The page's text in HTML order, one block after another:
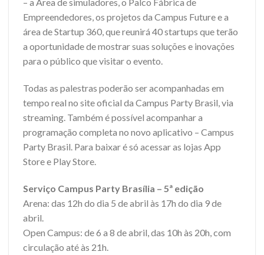
Empreendedores, os projetos da Campus Future e a
área de Startup 360, que reunirá 40 startups que terão
a oportunidade de mostrar suas soluções e inovações
para o público que visitar o evento.
Todas as palestras poderão ser acompanhadas em
tempo real no site oficial da Campus Party Brasil, via
streaming. Também é possível acompanhar a
programação completa no novo aplicativo – Campus
Party Brasil. Para baixar é só acessar as lojas App
Store e Play Store.
Serviço Campus Party Brasília – 5ª edição
Arena: das 12h do dia 5 de abril às 17h do dia 9 de
abril.
Open Campus: de 6 a 8 de abril, das 10h às 20h, com
circulação até às 21h.